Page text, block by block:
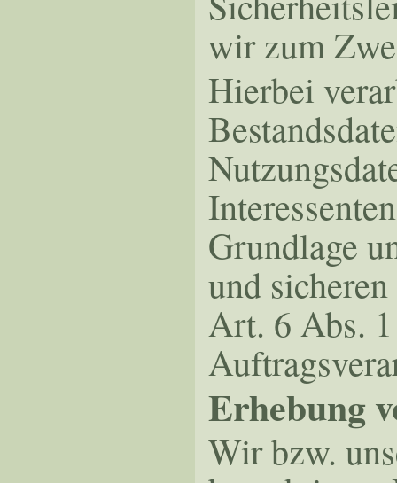
wir zum
Hierbei
Grundlage
und
Art. 6 Abs.
Erhebung
Wir bzw.